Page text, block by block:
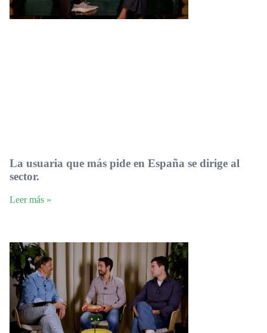
La usuaria que más pide en España se dirige al
sector.
Leer más »